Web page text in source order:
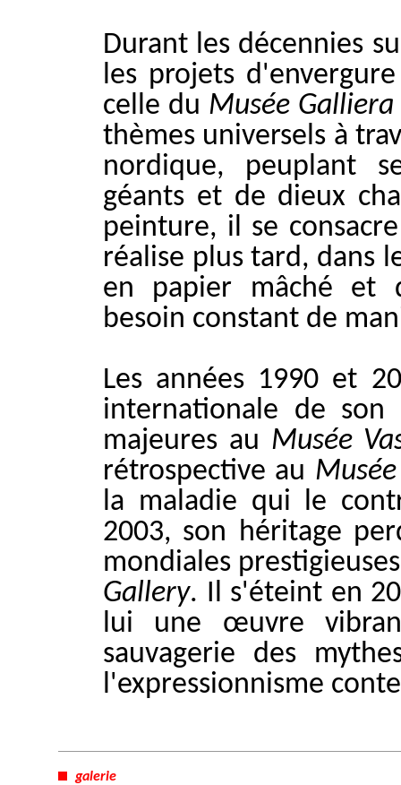
Durant les décennies
les projets
celle du Musée Galliera
thèmes universels à
nordique, peuplant
géants et de dieux
peinture, il se
réalise plus tard, dans
en papier mâché et
besoin constant de
Les années 1990 et
internationale de son
majeures au Musée
rétrospective au
la maladie qui le
2003, son héritage
mondiales
Gallery. Il s'éteint en
lui une œuvre
sauvagerie des
l'expressionnisme
galerie